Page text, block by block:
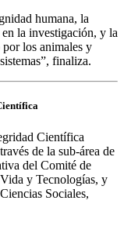
humana, la
la investigación, y la
los animales y
finaliza.
Científica
de la sub-área de
del Comité de
y Tecnologías, y
Sociales,